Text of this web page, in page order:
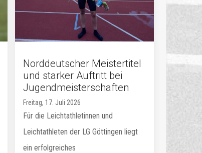
Norddeutscher Meistertitel
und starker Auftritt bei
Jugendmeisterschaften
Freitag, 17. Juli 2026
Für die Leichtathletinnen und
Leichtathleten der LG Göttingen liegt
ein erfolgreiches